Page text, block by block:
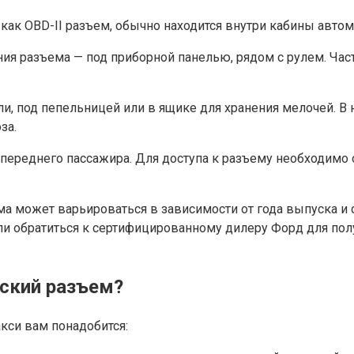
OBD-II разъем, обычно находится внутри кабины
разъема — под приборной панелью, рядом с рулем.
под пепельницей или в ящике для хранения мелочей.
пассажира. Для доступа к разъему необходимо
может варьироваться в зависимости от года выпуска
обратиться к сертифицированному дилеру Форд для
разъем?
вам понадобится: